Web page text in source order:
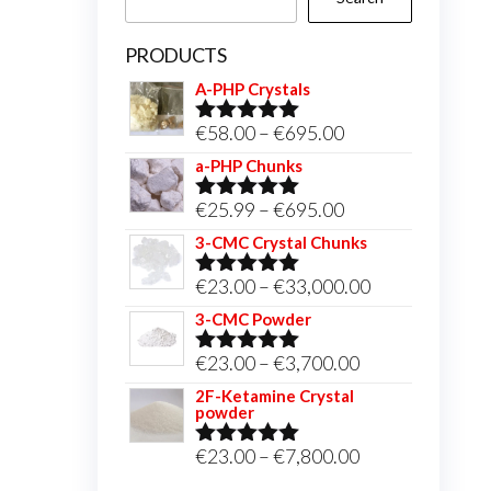
PRODUCTS
A-PHP Crystals
Rated5.00
out of 5
€58.00 –€695.00Price
through
€695.00
a-PHP Chunks
Rated5.00
out of 5
€25.99 –€695.00Price
range:
through
3-CMC Crystal Chunks
Rated5.00
out of 5
€23.00 –€33,000.00Price
3-CMC Powder
Rated5.00
out of 5
€23.00 –€3,700.00Price
through
2F-Ketamine Crystal
powder
Rated4.95
€23.00 –€7,800.00Price